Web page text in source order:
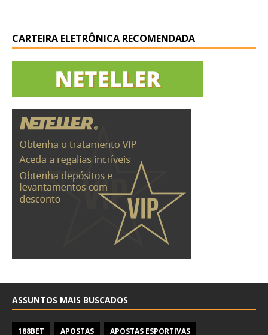
CARTEIRA ELETRÔNICA RECOMENDADA
ASSUNTOS MAIS BUSCADOS
188BET APOSTAS APOSTAS ESPORTIVAS